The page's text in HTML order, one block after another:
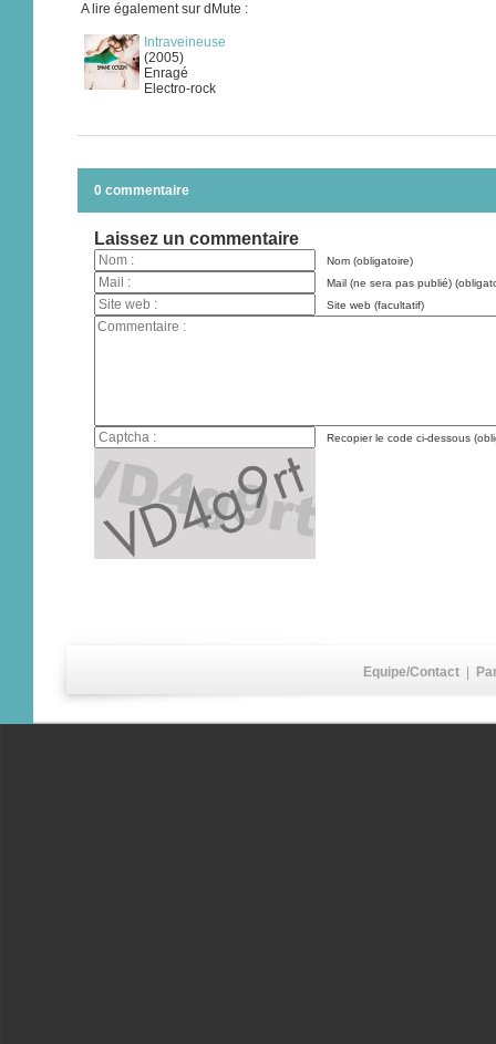
A lire également sur dMute :
Intraveineuse
(2005)
Enragé
Electro-rock
0 commentaire
Laissez un commentaire
Nom (obligatoire)
Mail (ne sera pas publié)
Site web (facultatif)
Recopier le code ci-dessous
Equipe/Contact